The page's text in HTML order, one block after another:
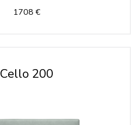
1708 €
Cello 200